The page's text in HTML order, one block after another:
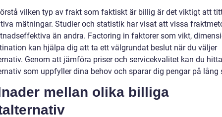
vilken typ av frakt som faktiskt är billig är det viktigt att
mätningar. Studier och statistik har visat att vissa
än andra. Factoring in faktorer som vikt,
kan hjälpa dig att ta ett välgrundat beslut när du väljer
Genom att jämföra priser och servicekvalitet kan du
som uppfyller dina behov och sparar dig pengar på lång
mellan olika billiga